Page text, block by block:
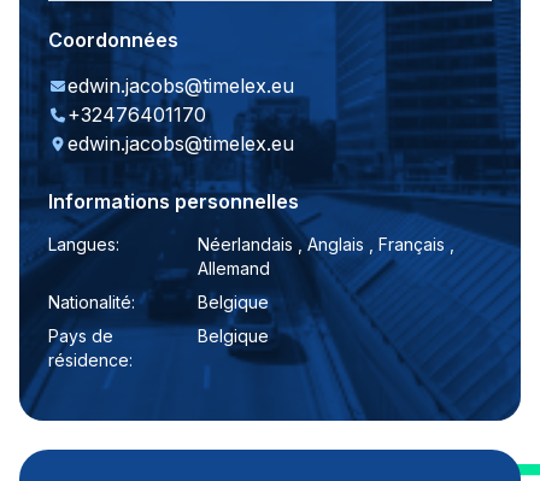
Coordonnées
edwin.jacobs@timelex.eu
+32476401170
edwin.jacobs@timelex.eu
Informations personnelles
Langues:
Néerlandais , Anglais , Français ,
Allemand
Nationalité:
Belgique
Pays de
résidence:
Belgique